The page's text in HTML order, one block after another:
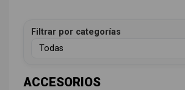
Filtrar por categorías
ACCESORIOS